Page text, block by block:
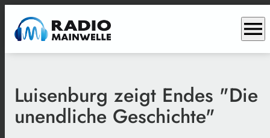
menu
Luisenburg zeigt Endes "Die
unendliche Geschichte"